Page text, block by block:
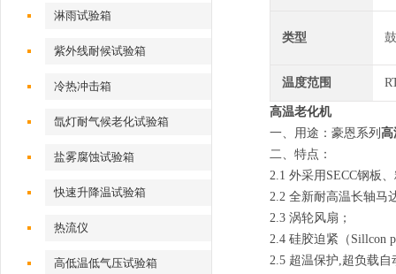
淋雨试验箱
紫外线耐候试验箱
冷热冲击箱
氙灯耐气候老化试验箱
盐雾腐蚀试验箱
快速升降温试验箱
热流仪
高低温低气压试验箱
类型
温度范围
高温老化机
一、用途：豪恩系列 高
二、特点：
2.1 外采用SECC钢板
2.2 全新耐高温长轴马
2.3 涡轮风扇；
2.4 硅胶迫紧（Sillcon
2.5 超温保护,超负载自